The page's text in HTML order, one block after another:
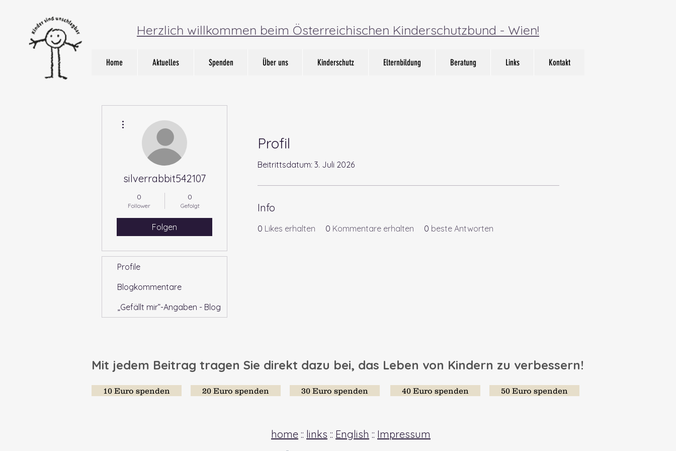
Herzlich willkommen beim Österreichischen Kinderschutzbund - Wien!
Home Aktuelles Spenden Über uns Kinderschutz Elternbildung Beratung Links Kontakt
Profil
Beitrittsdatum: 3. Juli 2026
Info
0 Likes erhalten 0 Kommentare erhalten 0 beste Antworten
silverrabbit542107
0
Follower
0
Gefolgt
Folgen
Profile
Blogkommentare
„Gefällt mir”-Angaben - Blog
Mit jedem Beitrag tragen Sie direkt dazu bei, das Leben von Kindern zu verbessern!
10 Euro spenden 20 Euro spenden 30 Euro spenden 40 Euro spenden 50 Euro spenden
home :: links :: English :: Impressum